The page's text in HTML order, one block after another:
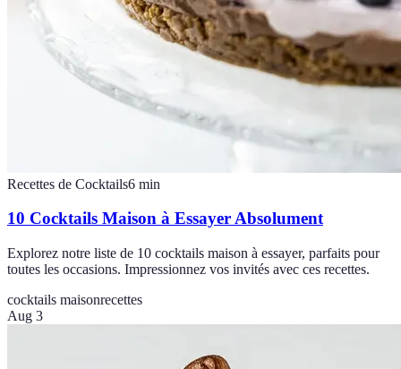
Recettes de Cocktails6 min
10 Cocktails Maison à Essayer Absolument
Explorez notre liste de 10 cocktails maison à essayer, parfaits pour
toutes les occasions. Impressionnez vos invités avec ces recettes.
cocktails maisonrecettes
Aug 3